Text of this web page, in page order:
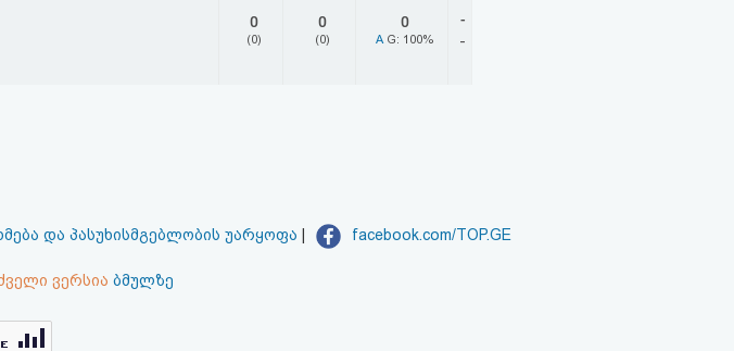
0
(0)
0
(0)
0
A G: 100%
-
-
და პასუხისმგებლობის უარყოფა facebook.com/TOP.GE
ვერსია ბმულზე